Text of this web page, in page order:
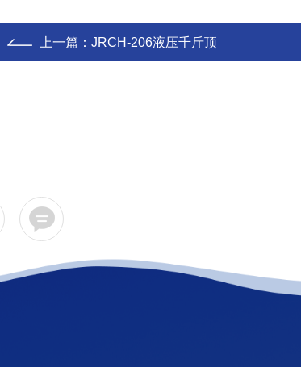
上一篇： JRCH-206液压千斤顶